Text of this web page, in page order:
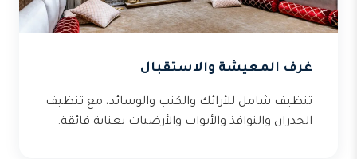
غرف المعيشة والاستقبال
تنظيف شامل للأرائك والكنب والوسائد، مع تنظيف
الجدران والنوافذ والأبواب والأرضيات بعناية فائقة.